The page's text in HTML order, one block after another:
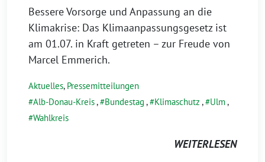
Bessere Vorsorge und Anpassung an die
Klimakrise: Das Klimaanpassungsgesetz ist
am 01.07. in Kraft getreten – zur Freude von
Marcel Emmerich.
Aktuelles, Pressemitteilungen
Alb-Donau-Kreis, Bundestag , Klimaschutz , Ulm,
Wahlkreis
WEITERLESEN